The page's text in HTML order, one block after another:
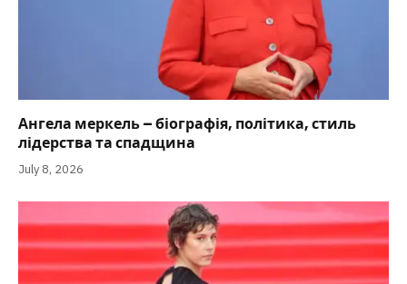
Ангела меркель – біографія, політика, стиль
лідерства та спадщина
July 8, 2026